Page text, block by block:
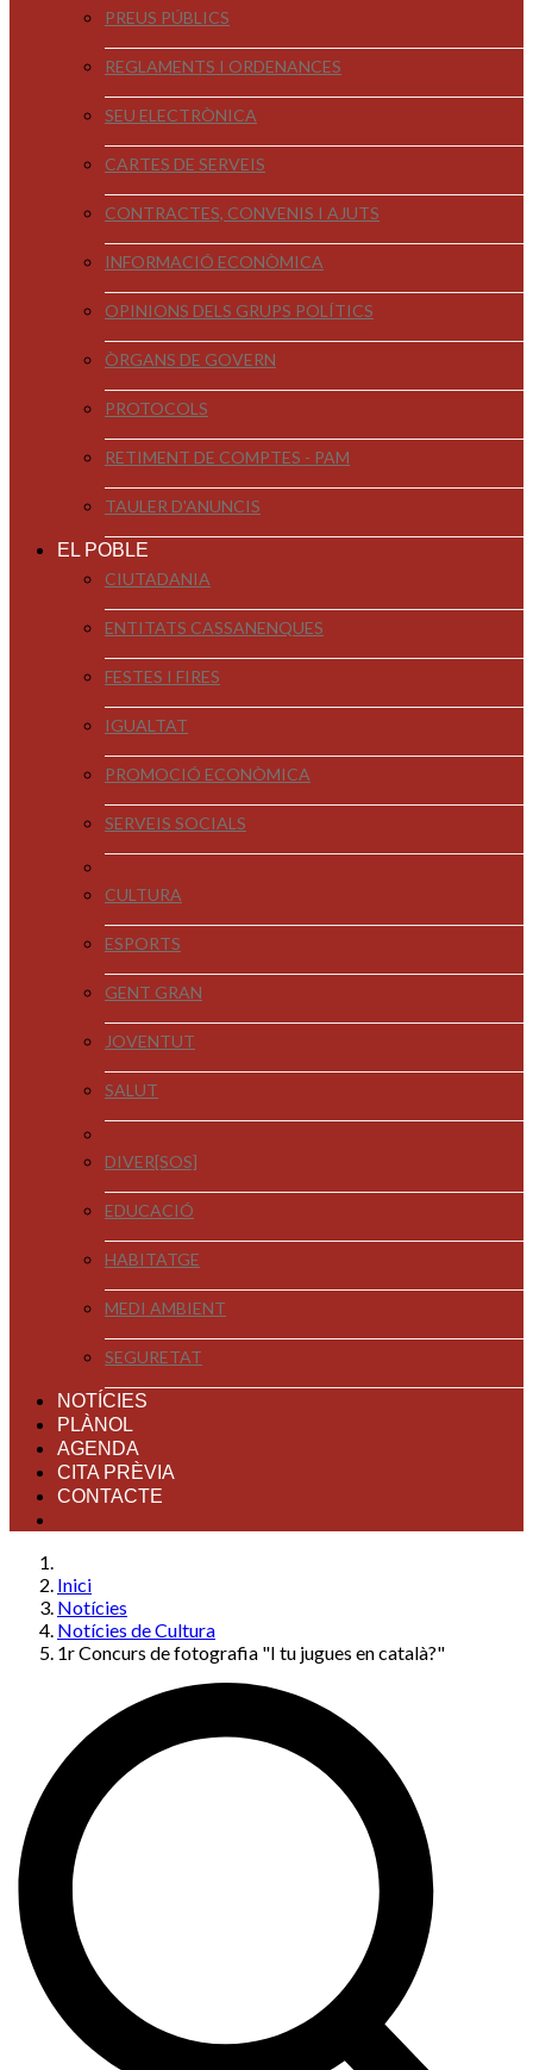
PREUS PÚBLICS
REGLAMENTS I ORDENANCES
SEU ELECTRÒNICA
CARTES DE SERVEIS
CONTRACTES, CONVENIS I AJUTS
INFORMACIÓ ECONÒMICA
OPINIONS DELS GRUPS POLÍTICS
ÒRGANS DE GOVERN
PROTOCOLS
RETIMENT DE COMPTES - PAM
TAULER D'ANUNCIS
EL POBLE
CIUTADANIA
ENTITATS CASSANENQUES
FESTES I FIRES
IGUALTAT
PROMOCIÓ ECONÒMICA
SERVEIS SOCIALS
CULTURA
ESPORTS
GENT GRAN
JOVENTUT
SALUT
DIVER[SOS]
EDUCACIÓ
HABITATGE
MEDI AMBIENT
SEGURETAT
NOTÍCIES
PLÀNOL
AGENDA
CITA PRÈVIA
CONTACTE
Inici
Notícies
Notícies de Cultura
1r Concurs de fotografia "I tu jugues en català?"